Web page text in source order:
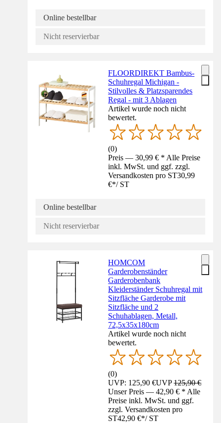
Online bestellbar
Nicht reservierbar
FLOORDIREKT Bambus-
Schuhregal Michigan -
Stilvolles & Platzsparendes
Regal - mit 3 Ablagen
Artikel wurde noch nicht
bewertet.
(0)
Preis — 30,99 € * Alle Preise
inkl. MwSt. und ggf. zzgl.
Versandkosten pro ST30,99
€*/ ST
Online bestellbar
Nicht reservierbar
HOMCOM
Garderobenständer
Garderobenbank
Kleiderständer Schuhregal mit
Sitzfläche Garderobe mit
Sitzfläche und 2
Schuhablagen, Metall,
72,5x35x180cm
Artikel wurde noch nicht
bewertet.
(0)
UVP: 125,90 €UVP125,90 €
Unser Preis — 42,90 € * Alle
Preise inkl. MwSt. und ggf.
zzgl. Versandkosten pro
ST42,90 €*/ ST